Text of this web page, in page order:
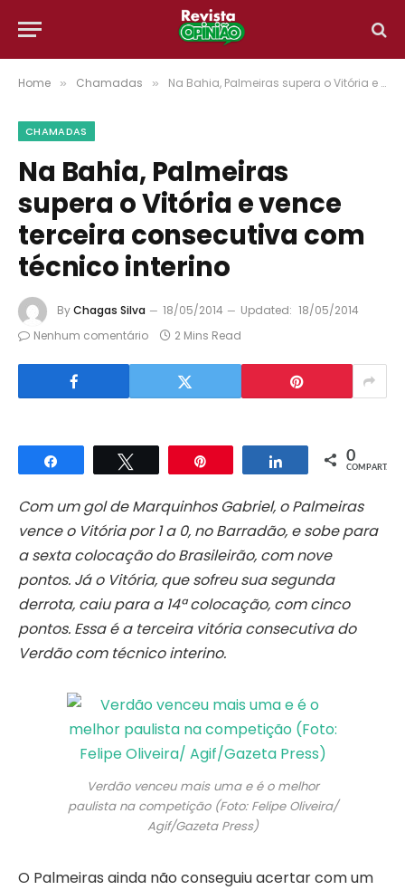
Home » Chamadas » Na Bahia, Palmeiras supera o Vitória e vence terceira consecutiva com técnico interino
CHAMADAS
Na Bahia, Palmeiras
supera o Vitória e vence
terceira consecutiva com
técnico interino
ByChagas Silva 18/05/2014 Updated: 18/05/2014
Nenhum comentário
2 Mins Read
Compartilhar Compartilhar
0
COMPART.
Com um gol de Marquinhos Gabriel, o Palmeiras
vence o Vitória por 1 a 0, no Barradão, e sobe para
a sexta colocação do Brasileirão, com nove
pontos. Já o Vitória, que sofreu sua segunda
derrota, caiu para a 14ª colocação, com cinco
pontos. Essa é a terceira vitória consecutiva do
Verdão com técnico interino.
Verdão venceu mais uma e é o melhor
paulista na competição (Foto: Felipe Oliveira/
Agif/Gazeta Press)
O Palmeiras ainda não conseguiu acertar com um